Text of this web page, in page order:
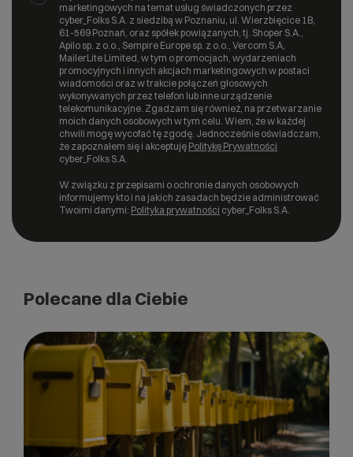
marketingowych na temat usług świadczonych przez
cyber_Folks S.A. z siedzibą w Poznaniu, ul. Wierzbięcice 1B,
61-569 Poznań, oraz spółek powiązanych, tj. Shoper S.A.,
Apilo sp. z o.o., Sempire Europe sp. z o.o., Vercom S.A,
MailerLite Limited, w tym o promocjach, wydarzeniach
promocyjnych i innych akcjach marketingowych w postaci
wiadomości oraz w trakcie połączeń głosowych
wykonywanych przez telefon lub inne urządzenie
telekomunikacyjne. Zgadzam się również, na przetwarzanie
moich danych osobowych w tym celu. Wiem, że w każdej
chwili mogę wycofać tę zgodę. Jednocześnie oświadczam,
że zapoznałem się i akceptuję Politykę Prywatności
cyber_Folks S.A.
W związku z przepisami o ochronie danych osobowych
informujemy kto i na jakich zasadach będzie administrować
Twoimi danymi: Polityka prywatności cyber_Folks S.A.
Polecane dla Ciebie